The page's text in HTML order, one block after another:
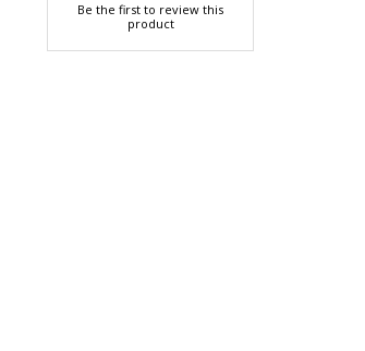
Be the first to review this
product